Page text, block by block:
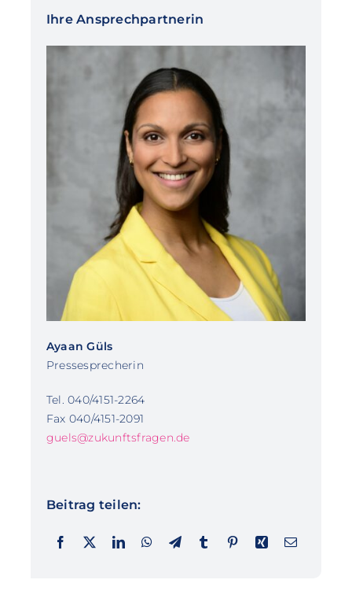
Ihre Ansprechpartnerin
Ayaan Güls
Pressesprecherin
Tel. 040/4151-2264
Fax 040/4151-2091
guels@zukunftsfragen.de
Beitrag teilen: